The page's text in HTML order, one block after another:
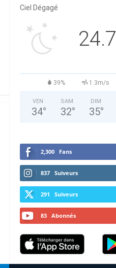
Ciel Dégagé
24.7
39% 1.3m/s
VEN
34°
SAM
32°
DIM
35°
2,300 Fans
837 Suiveurs
291 Suiveurs
83 Abonnés